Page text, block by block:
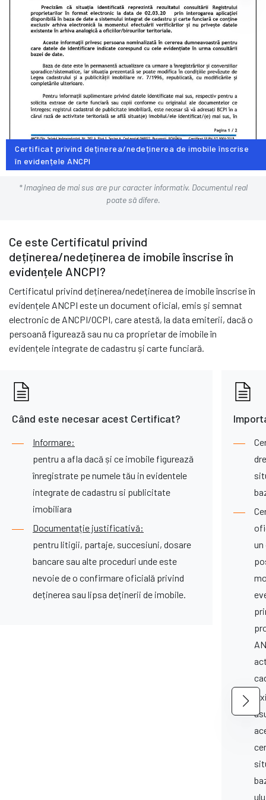
Certificat privind deținerea/nedeținerea de imobile înscrise
în evidențele ANCPI
* Imaginea de mai sus are pur caracter informativ. Documentul real
poate să difere.
Ce este Certificatul privind
deținerea/nedeținerea de imobile înscrise în
evidențele ANCPI?
Certificatul privind deținerea/nedeținerea de imobile înscrise în
evidențele ANCPI este un document oficial, emis și semnat
electronic de ANCPI/OCPI, care atestă, la data emiterii, dacă o
persoană figurează sau nu ca proprietar de imobile în
evidențele integrate de cadastru și carte funciară.
Când este necesar acest Certificat?
Informare:
pentru a afla dacă și ce imobile figurează
înregistrate pe numele tău in evidentele
integrate de cadastru si publicitate
imobiliara
Documentație justificativă:
pentru litigii, partaje, succesiuni, dosare
bancare sau alte proceduri unde este
nevoie de o confirmare oficială privind
deținerea sau lipsa deținerii de imobile.